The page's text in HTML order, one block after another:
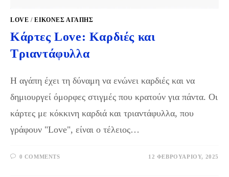
LOVE /ΕΙΚΌΝΕΣ ΑΓΆΠΗΣ
Κάρτες Love: Καρδιές και
Τριαντάφυλλα
Η αγάπη έχει τη δύναμη να ενώνει καρδιές και να
δημιουργεί όμορφες στιγμές που κρατούν για πάντα. Οι
κάρτες με κόκκινη καρδιά και τριαντάφυλλα, που
γράφουν "Love", είναι ο τέλειος…
0 COMMENTS 12 ΦΕΒΡΟΥΑΡΊΟΥ, 2025